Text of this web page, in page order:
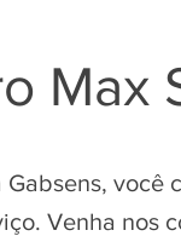
Max
você
Venha nos